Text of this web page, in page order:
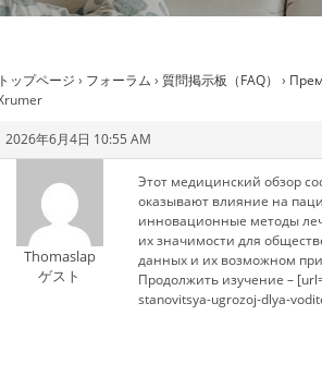
トップページ › フォーラム › 質問掲示板（FAQ） ›
2026年6月4日 10:55 AM
Thomaslap
ゲスト
Этот медицинский обзор
оказывают влияние на
инновационные методы
их значимости для
данных и их возможном
Продолжить изучение –
stanovitsya-ugrozoj-dlya-